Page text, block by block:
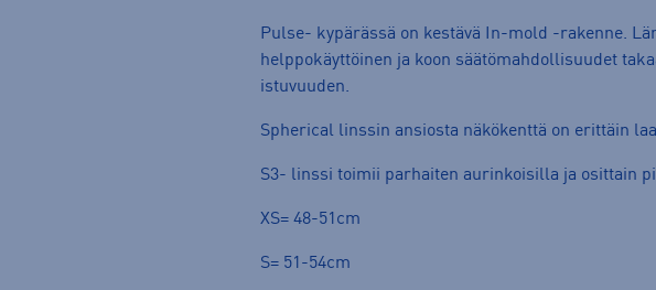
Pulse- kypärässä on kestävä In-mold -rakenne.
helppokäyttöinen ja koon säätömahdollisuudet
istuvuuden.
Spherical linssin ansiosta näkökenttä on erittäin
S3- linssi toimii parhaiten aurinkoisilla ja osittain
XS= 48-51cm
S= 51-54cm